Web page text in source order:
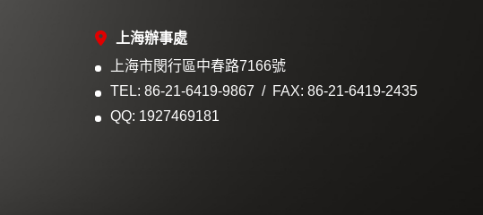
上海辦事處
上海市閔行區中春路7166號
TEL: 86-21-6419-9867
FAX: 86-21-6419-2435
QQ: 1927469181